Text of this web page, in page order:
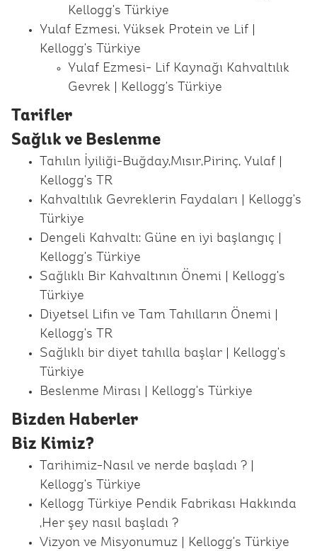
Kellogg's Türkiye
Yulaf Ezmesi, Yüksek Protein ve Lif |
Kellogg's Türkiye
Yulaf Ezmesi- Lif Kaynağı Kahvaltılık
Gevrek | Kellogg's Türkiye
Tarifler
Sağlık ve Beslenme
Tahılın İyiliği-Buğday,Mısır,Pirinç, Yulaf |
Kellogg's TR
Kahvaltılık Gevreklerin Faydaları | Kellogg's
Türkiye
Dengeli Kahvaltı: Güne en iyi başlangıç |
Kellogg's Türkiye
Sağlıklı Bir Kahvaltının Önemi | Kellogg's
Türkiye
Diyetsel Lifin ve Tam Tahılların Önemi |
Kellogg's TR
Sağlıklı bir diyet tahılla başlar | Kellogg's
Türkiye
Beslenme Mirası | Kellogg's Türkiye
Bizden Haberler
Biz Kimiz?
Tarihimiz-Nasıl ve nerde başladı ? |
Kellogg's Türkiye
Kellogg Türkiye Pendik Fabrikası Hakkında
,Her şey nasıl başladı ?
Vizyon ve Misyonumuz | Kellogg's Türkiye